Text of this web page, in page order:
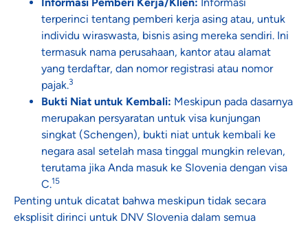
terperinci tentang pemberi kerja asing atau, untuk
individu wiraswasta, bisnis asing mereka sendiri. Ini
termasuk nama perusahaan, kantor atau alamat
yang terdaftar, dan nomor registrasi atau nomor
pajak.3
Bukti Niat untuk Kembali: Meskipun pada dasarnya
merupakan persyaratan untuk visa kunjungan
singkat (Schengen), bukti niat untuk kembali ke
negara asal setelah masa tinggal mungkin relevan,
terutama jika Anda masuk ke Slovenia dengan visa
C.15
Penting untuk dicatat bahwa meskipun tidak secara
eksplisit dirinci untuk DNV Slovenia dalam semua